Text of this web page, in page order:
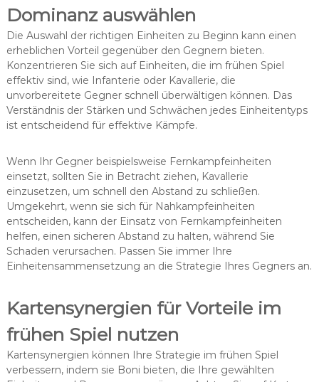
Dominanz auswählen
Die Auswahl der richtigen Einheiten zu Beginn kann einen
erheblichen Vorteil gegenüber den Gegnern bieten.
Konzentrieren Sie sich auf Einheiten, die im frühen Spiel
effektiv sind, wie Infanterie oder Kavallerie, die
unvorbereitete Gegner schnell überwältigen können. Das
Verständnis der Stärken und Schwächen jedes Einheitentyps
ist entscheidend für effektive Kämpfe.
Wenn Ihr Gegner beispielsweise Fernkampfeinheiten
einsetzt, sollten Sie in Betracht ziehen, Kavallerie
einzusetzen, um schnell den Abstand zu schließen.
Umgekehrt, wenn sie sich für Nahkampfeinheiten
entscheiden, kann der Einsatz von Fernkampfeinheiten
helfen, einen sicheren Abstand zu halten, während Sie
Schaden verursachen. Passen Sie immer Ihre
Einheitensammensetzung an die Strategie Ihres Gegners an.
Kartensynergien für Vorteile im
frühen Spiel nutzen
Kartensynergien können Ihre Strategie im frühen Spiel
verbessern, indem sie Boni bieten, die Ihre gewählten